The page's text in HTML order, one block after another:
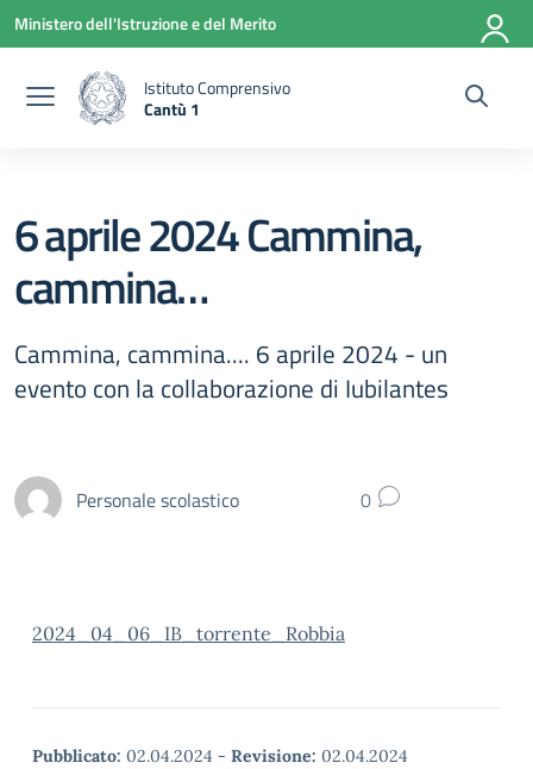
Vai ai contenuti
Vai al menu di navigazione
Vai al footer
Ministero dell'Istruzione e del Merito
Istituto Comprensivo
Cantù 1
6 aprile 2024 Cammina,
cammina…
Cammina, cammina.... 6 aprile 2024 - un
evento con la collaborazione di Iubilantes
Personale scolastico 0
2024_04_06_IB_torrente_Robbia
Pubblicato: 02.04.2024 - Revisione: 02.04.2024